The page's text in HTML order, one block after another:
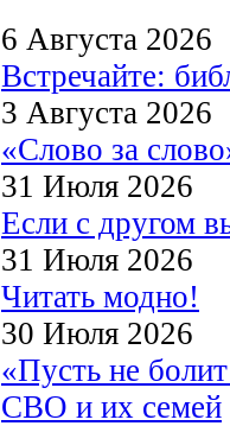
6 Августа 2026
Встречайте:
3 Августа 2026
«Слово за
31 Июля 2026
Если с другом
31 Июля 2026
Читать модно!
30 Июля 2026
«Пусть не
СВО и их семей